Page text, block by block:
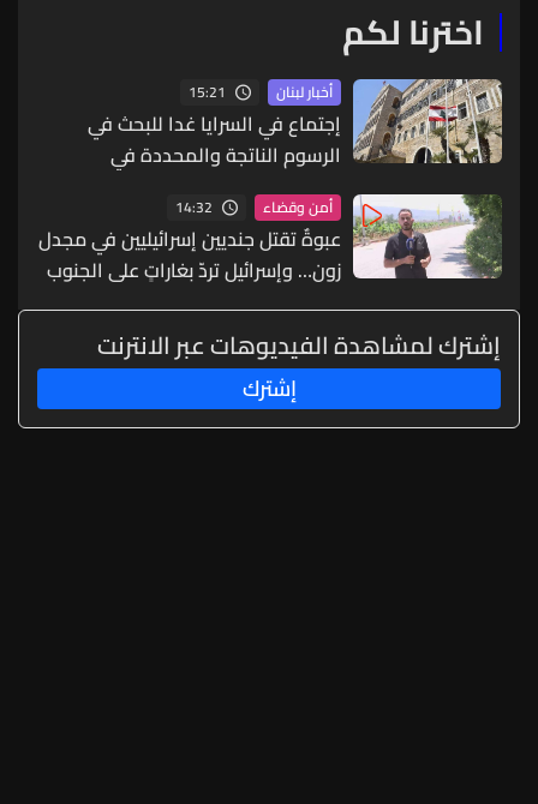
اخترنا لكم
أخبار لبنان 15:21
إجتماع في السرايا غدا للبحث في
الرسوم الناتجة والمحددة في
المرسوم 3214
أمن وقضاء 14:32
عبوةٌ تقتل جنديين إسرائيليين في مجدل
زون… وإسرائيل تردّ بغاراتٍ على الجنوب
إشترك لمشاهدة الفيديوهات عبر الانترنت
إشترك